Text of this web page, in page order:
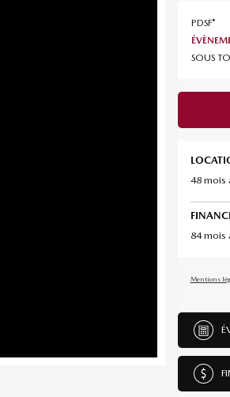
PDSF*
SOUS
48 mois
84 mois
Mentions